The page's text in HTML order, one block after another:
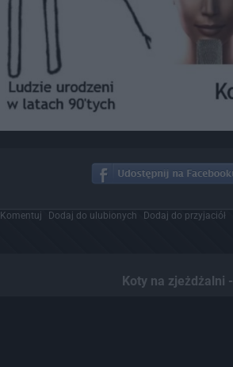
Komentuj Dodaj do ulubionych Dodaj do przyjaciół
Koty na zjeżdżalni -